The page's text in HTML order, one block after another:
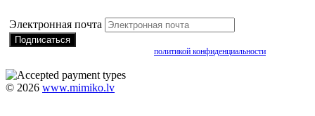
Электронная почта
политикой конфиденциальности
© 2026 www.mimiko.lv